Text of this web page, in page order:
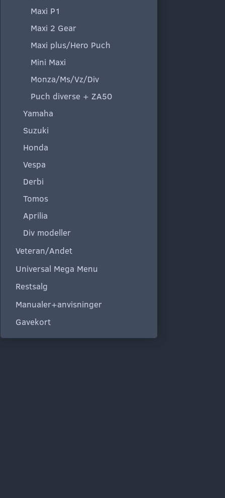
Maxi P1
Maxi 2 Gear
Maxi plus/Hero Puch
Mini Maxi
Monza/Ms/Vz/Div
Puch diverse + ZA50
Yamaha
Suzuki
Honda
Vespa
Derbi
Tomos
Aprilia
Div modeller
Veteran/Andet
Universal Mega Menu
Restsalg
Manualer+anvisninger
Gavekort